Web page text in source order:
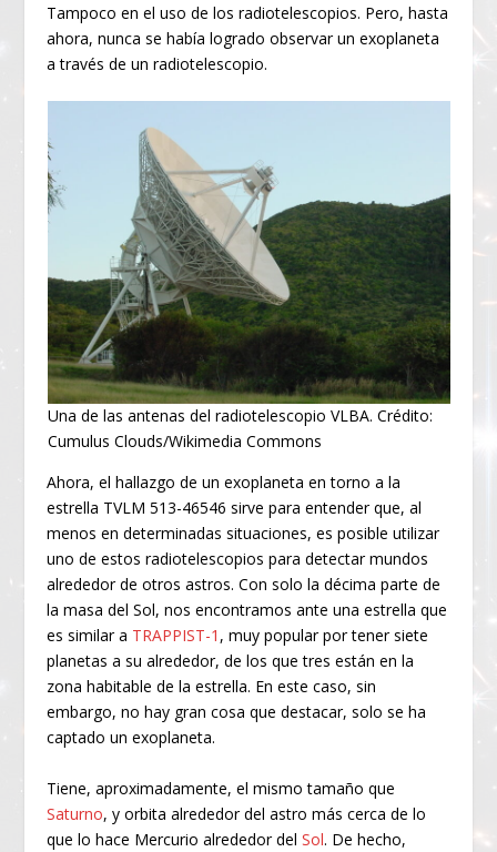
Tampoco en el uso de los radiotelescopios. Pero, hasta
ahora, nunca se había logrado observar un exoplaneta
a través de un radiotelescopio.
Una de las antenas del radiotelescopio VLBA. Crédito:
Cumulus Clouds/Wikimedia Commons
Ahora, el hallazgo de un exoplaneta en torno a la
estrella TVLM 513-46546 sirve para entender que, al
menos en determinadas situaciones, es posible utilizar
uno de estos radiotelescopios para detectar mundos
alrededor de otros astros. Con solo la décima parte de
la masa del Sol, nos encontramos ante una estrella que
es similar a TRAPPIST-1 , muy popular por tener siete
planetas a su alrededor, de los que tres están en la
zona habitable de la estrella. En este caso, sin
embargo, no hay gran cosa que destacar, solo se ha
captado un exoplaneta.
Tiene, aproximadamente, el mismo tamaño que
Saturno, y orbita alrededor del astro más cerca de lo
que lo hace Mercurio alrededor delSol. De hecho,